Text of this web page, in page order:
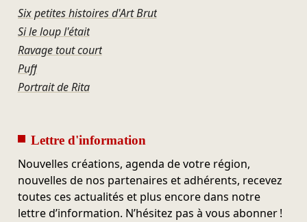
Six petites histoires d'Art Brut
Si le loup l'était
Ravage tout court
Puff
Portrait de Rita
Lettre d'information
Nouvelles créations, agenda de votre région,
nouvelles de nos partenaires et adhérents, recevez
toutes ces actualités et plus encore dans notre
lettre d’information. N’hésitez pas à vous abonner !